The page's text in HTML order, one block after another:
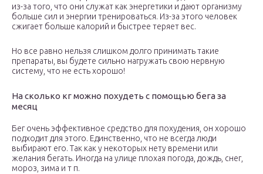
из-за того, что они служат как энергетики и дают организму
больше сил и энергии тренироваться. Из-за этого человек
сжигает больше калорий и быстрее теряет вес.
Но все равно нельзя слишком долго принимать такие
препараты, вы будете сильно нагружать свою нервную
систему, что не есть хорошо!
На сколько кг можно похудеть с помощью бега за
месяц
Бег очень эффективное средство для похудения, он хорошо
подходит для этого. Единственно, что не всегда люди
выбирают его. Так как у некоторых нету времени или
желания бегать. Иногда на улице плохая погода, дождь, снег,
мороз, зима и т п.